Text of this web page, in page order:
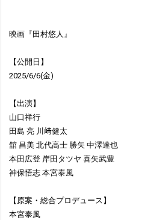
映画『田村悠人』
【公開日】
2025/6/6(金)
【出演】
山口祥行
田島 亮 川﨑健太
舘 昌美 北代高士 勝矢 中澤達也
本田広登 岸田タツヤ 喜矢武豊
神保悟志 本宮泰風
【原案・総合プロデュース】
本宮泰風